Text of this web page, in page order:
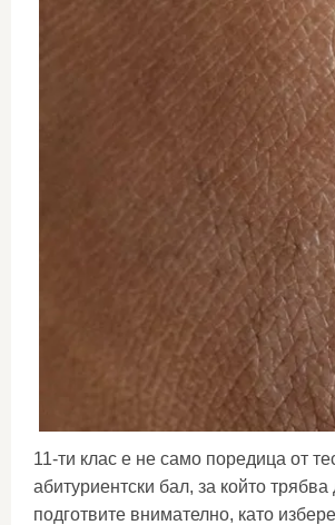
11-ти клас е не само поредица от
абитуриентски бал, за който трябва
подготвите внимателно, като